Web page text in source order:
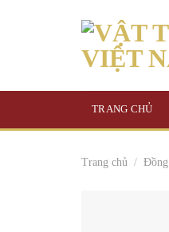
TRANG CHỦ
Trang chủ / Đồng